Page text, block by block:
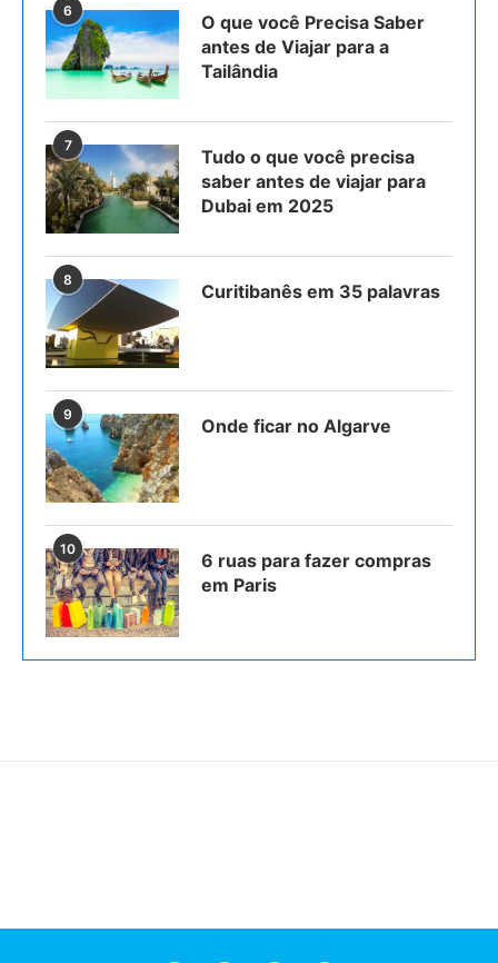
6
O que você Precisa Saber
antes de Viajar para a
Tailândia
7
Tudo o que você precisa
saber antes de viajar para
Dubai em 2025
8
Curitibanês em 35 palavras
9
Onde ficar no Algarve
10
6 ruas para fazer compras
em Paris